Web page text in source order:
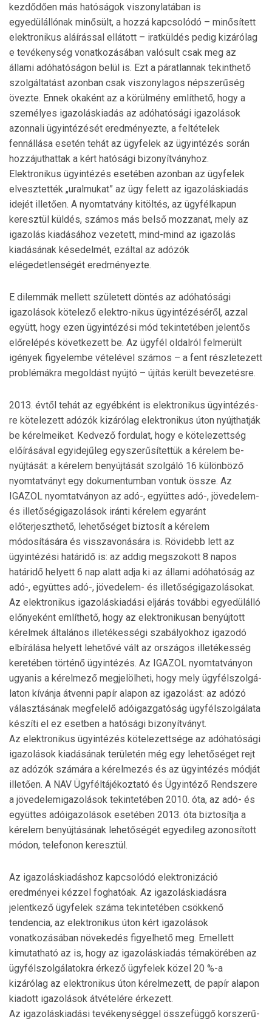
kezdődően más hatóságok viszonylatában is
egyedülállónak minősült, a hozzá kapcsolódó – minősített
elektronikus aláírással el­lá­tott – iratküldés pedig kizárólag
e tevékenység vonatko­zásában valósult csak meg az
állami adóhatóságon belül is. Ezt a páratlannak tekinthető
szolgáltatást azonban csak viszonylagos népszerűség
övezte. Ennek okaként az a kö­rül­mény említhető, hogy a
személyes igazoláskiadás az adó­hatósági igazolások
azonnali ügyintézését eredményezte, a feltételek
fennállása esetén tehát az ügyfelek az ügyin­té­zés során
hozzájuthattak a kért hatósági bizonyítványhoz.
Elektronikus ügyintézés esetében azonban az ügy­felek
elvesztették „uralmukat” az ügy felett az igazoláskiadás
idejét illetően. A nyomtatvány kitöltés, az ügyfélkapun
keresztül küldés, számos más belső mozzanat, mely az
igazolás kiadásához vezetett, mind-mind az igazolás
kiadá­sának késedelmét, ezáltal az adózók
elégedetlenségét eredményezte.
E dilemmák mellett született döntés az adóhatósági
igazolások kötelező elektro-nikus ügyintézéséről, azzal
együtt, hogy ezen ügyintézési mód tekintetében jelentős
előrelépés következett be. Az ügyfél oldalról felmerült
igények figyelembe vételével számos – a fent részletezett
prob­lé­mák­ra megoldást nyújtó – újítás került bevezetésre.
2013. évtől tehát az egyébként is elektronikus ügyinté­zés­
re kötelezett adózók kizárólag elektronikus úton nyújt­hatják
be kérelmeiket. Kedvező fordulat, hogy e kötele­zett­ség
előírásával egyidejűleg egyszerűsítettük a kérelem be­
nyújtását: a kérelem benyújtását szolgáló 16 különböző
nyom­tatványt egy dokumentumban vontuk össze. Az
IGAZOL nyomtatványon az adó-, együttes adó-, jövedelem-
és illetőségigazolások iránti kérelem egyaránt
előterjeszthető, lehetőséget biztosít a kérelem
módosítására és vissza­vo­nására is. Rövidebb lett az
ügyintézési határidő is: az addig megszokott 8 napos
határidő helyett 6 nap alatt adja ki az állami adóhatóság az
adó-, együttes adó-, jövedelem- és illetőségigazolásokat.
Az elektronikus igazoláskiadási eljárás további egyedülálló
előnyeként említhető, hogy az elektronikusan benyújtott
kérelmek általános illetékességi szabályokhoz igazodó
elbírálása helyett lehetővé vált az országos illetékesség
keretében történő ügyintézés. Az IGAZOL nyomtatványon
ugyanis a kérelmező megjelölheti, hogy mely ügyfélszolgá­
laton kívánja átvenni papír alapon az igazolást: az adózó
választásának megfelelő adóigazgatóság ügyfélszolgálata
készíti el ez esetben a hatósági bizonyítványt.
Az elektronikus ügyintézés kötelezettsége az adóhatósági
igazolások kiadásának területén még egy lehetőséget rejt
az adózók számára a kérelmezés és az ügyintézés mód­ját
illetően. A NAV Ügyféltájékoztató és Ügyintéző Rend­szere
a jövedelemigazolások tekintetében 2010. óta, az adó- és
együttes adóigazolások esetében 2013. óta biztosítja a
kérelem benyújtásának lehetőségét egyedileg azonosított
módon, telefonon keresztül.
Az igazoláskiadáshoz kapcsolódó elektronizáció
eredményei kézzel foghatóak. Az igazoláskiadásra
jelentkező ügy­felek száma tekintetében csökkenő
tendencia, az elektronikus úton kért igazolások
vonatkozásában növekedés figyelhető meg. Emellett
kimutatható az is, hogy az igazoláskiadás témakörében az
ügyfélszolgálatokra érkező ügy­felek közel 20 %-a
kizárólag az elektronikus úton kérel­me­zett, de papír alapon
kiadott igazolások átvételére érkezett.
Az igazoláskiadási tevékenységgel összefüggő korszerű­